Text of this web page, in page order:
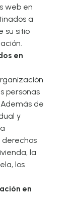
web en
a
su sitio
en
personas
de
y
derechos
la
los
en